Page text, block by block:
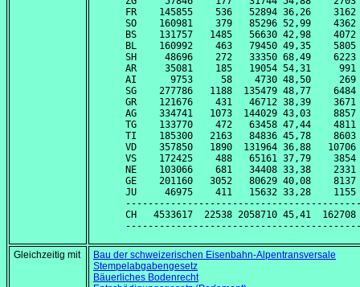
FR    145855    536   52894 36,26
SO    160981    379   85296 52,99
BS    131757   1485   56630 42,98
BL    160992    463   79450 49,35
SH     48696    272   33350 68,49
AR     35081    185   19054 54,31
AI      9753     58    4730 48,50
SG    277786   1188  135479 48,77
GR    121676    431   46712 38,39
AG    334741   1073  144029 43,03
TG    133770    472   63458 47,44
TI    185300   2163   84836 45,78
VD    357850   1890  131964 36,88
VS    172425    488   65161 37,79
NE    103066    681   34408 33,38
GE    201160   3052   80629 40,08
JU     46975    411   15632 33,28
CH   4533617  22538 2058710 45,41
Gleichzeitig mit
Bau der schweizerischen Eisenbahn-Alpentransversale
Stempelabgabengesetz
Bäuerliches Bodenrecht